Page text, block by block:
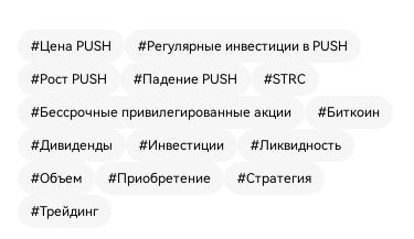
й. Согласно данным трекера STRC.live, компан
ия потенциально может привлечь 735,4 млн д
активно наращивает запасы биткойнов, купив
101 147 BTC с марта. В условиях сложного ры
нка перпетуальные привилегированные акци
#Цена PUSH #Регулярные инвестиции в PUSH
#Рост PUSH #Падение PUSH #STRC
#Бессрочные привилегированные акции #Биткоин
#Дивиденды #Инвестиции #Ликвидность
#Объем #Приобретение #Стратегия
#Трейдинг